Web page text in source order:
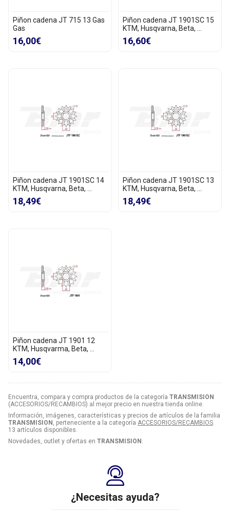
Encuentra, compara y compra productos de la categoría TRANSMISION
(ACCESORIOS/RECAMBIOS) al mejor precio en nuestra tienda online.
Información, imágenes, características y precios de artículos de la familia
TRANSMISION , perteneciente a la categoría ACCESORIOS/RECAMBIOS.
13 artículos disponibles.
Novedades, outlet y ofertas en TRANSMISION .
Piñon cadena JT 715 13 Gas
Gas
16,00€
Piñon cadena JT 1901SC 15
KTM, Husqvarna, Beta, ...
16,60€
Piñon cadena JT 1901SC 14
KTM, Husqvarna, Beta, ...
18,49€
Piñon cadena JT 1901SC 13
KTM, Husqvarna, Beta, ...
18,49€
Piñon cadena JT 1901 12
KTM, Husqvarma, Beta, ...
14,00€
¿Necesitas ayuda?